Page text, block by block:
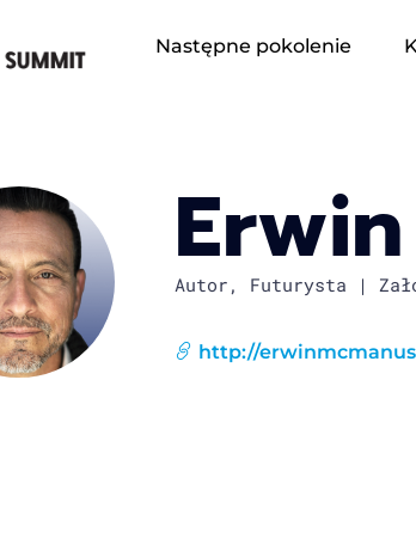
Następne pokolenie
Autor, Futurysta |
http://